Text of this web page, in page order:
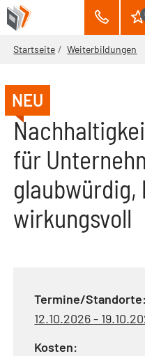
Startseite Weiterbildungen
NEU
für
glaubwürdig,
wirkungsvoll
Termine/Standorte:
12.10.2026 -
Kosten: